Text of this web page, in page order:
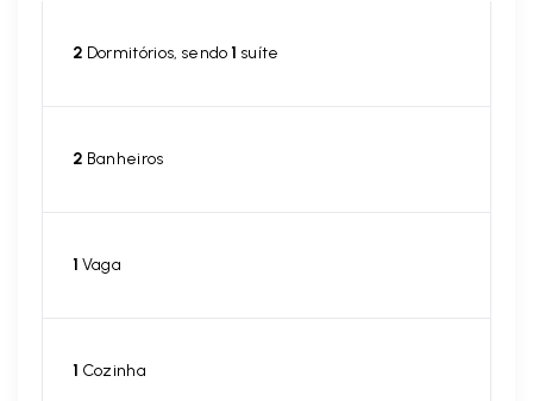
2 Dormitórios, sendo1 suíte
2 Banheiros
1 Vaga
1 Cozinha